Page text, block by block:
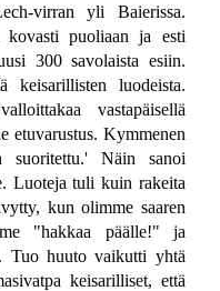
virran yli Baierissa.
puoliaan ja esti
300 savolaista esiin.
luodeista.
vastapäisellä
etuvarustus. Kymmenen
Näin sanoi
Luoteja tuli kuin rakeita
kun olimme saaren
"hakkaa päälle!" ja
Tuo huuto vaikutti yhtä
keisarilliset, että